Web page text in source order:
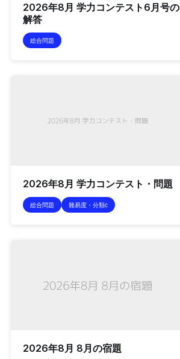
2026年8月 学力コンテスト6月号の
解答
総合問題
2026年8月 学力コンテスト・問題
総合問題 難易度・分類c
2026年8月 8月の宿題